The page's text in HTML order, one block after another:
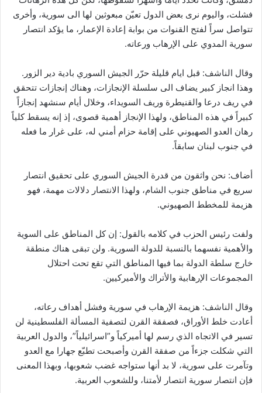
فشلت، واليوم نرى بعض الدول تعيّن مبعوثين لها الى سورية، وأخرى
تتواصل سراً لفتح القنوات من بوابة إعادة الإعمار، ما يؤكد انتصار
سورية المدوي على الإرهاب ورعاته.
وقال الناشف: قبل ايام قليلة حرّر الجيش السوري بادية دير الزور.
وهذا انجاز كبير يضاف الى سلسلة الإنجازات، وهناك إنجازات تتحقق
في ريف درعا والقنيطرة وريف السويداء، وخلال أيام سنشهد إنجازاً
كبيراً في هذه المناطق، ولهذا الإنجاز أهمية قصوى، إذ إنه يسقط كلياً
رهان العدو الصهيوني على إقامة حزام أمني له، على غرار ما فعله
في جنوب لبنان سابقاً.
أضاف: نحن واثقون من قدرة الجيش السوري على تحقيق انتصار
سريع في مناطق جنوب الشام، ولهذا الانتصار دلالات مهمة، فهو
هزيمة للمخطط الصهيوني.
ولفت رئيس الحزب في كلامه بالقول: إن كل المناطق على السوية
والأهمية نفسهما بالنسبة للدولة السورية. ولن تبقى هناك منطقة
خارج سلطة الدولة بما فيها المناطق التي تقع تحت احتلال
المجموعات الإرهابية والأتراك والأميركيين.
وقال الناشف: هزيمة الإرهاب في سورية وفشل أهداف رعاته،
أعادت خلط الأوراق، فصفقة القرن لتصفية المسألة الفلسطينية لن
تسير في الاتجاه الذي رسم لها أميركياً و”اسرائيلياً”، والدول العربية
التي شكلت جزءاً من صفقة القرن وأصبحت تطبّع جهارا مع العدو
وتآمرت على سورية، لا بد أنها ستواجه غضب شعوبها، وبهذا المعنى
فإن انتصار سورية انتصار لأمتنا، وللشعوب العربية.